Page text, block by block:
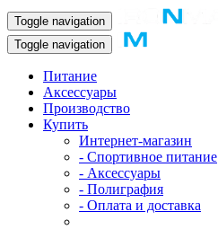
Toggle navigation
Toggle navigation
Питание
Аксессуары
Производство
Купить
Интернет-магазин
- Спортивное питание
- Аксессуары
- Полиграфия
- Оплата и доставка